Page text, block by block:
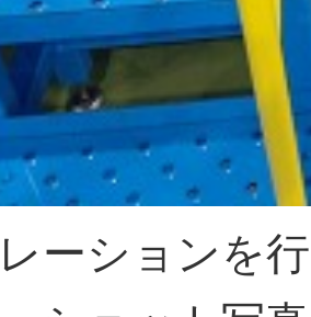
ーションを